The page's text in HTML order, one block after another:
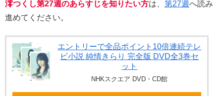
澪つくし第27週のあらすじを知りたい方は、 第27週へ読み
進めてください。
エントリーで全品ポイント10倍連続テレ
ビ小説 純情きらり 完全版 DVD全3巻セ
ット
NHKスクエア DVD・CD館